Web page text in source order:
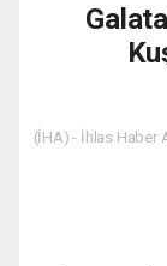
(İHA) - İhlas Haber